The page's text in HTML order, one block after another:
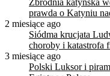
prawda o Katyniu
2 miesiące ago
Siódma krucjata
choroby i katastrofa
3 miesiące ago
Polski Luksor i